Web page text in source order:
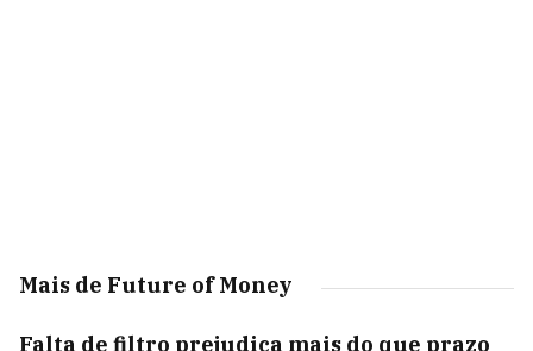
Mais de Future of Money
Falta de filtro prejudica mais do que prazo